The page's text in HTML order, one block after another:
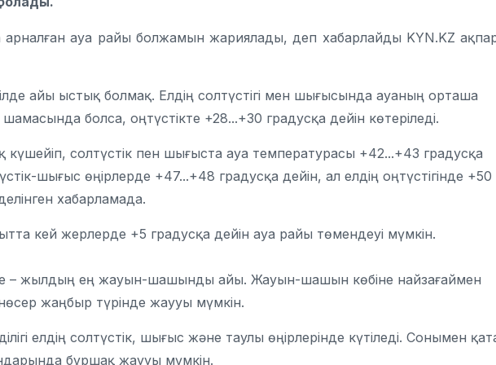
арналған ауа райы болжамын жариялады, деп хабарлайды KYN.KZ
айы ыстық болмақ. Елдің солтүстігі мен шығысында ауаның орташа
болса, оңтүстікте +28...+30 градусқа дейін көтеріледі.
күшейіп, солтүстік пен шығыста ауа температурасы +42...+43 градусқа
шығыс өңірлерде +47...+48 градусқа дейін, ал елдің оңтүстігінде +50
хабарламада.
кей жерлерде +5 градусқа дейін ауа райы төмендеуі мүмкін.
– жылдың ең жауын-шашынды айы. Жауын-шашын көбіне найзағаймен
жаңбыр түрінде жаууы мүмкін.
елдің солтүстік, шығыс және таулы өңірлерінде күтіледі. Сонымен
бұршақ жаууы мүмкін.